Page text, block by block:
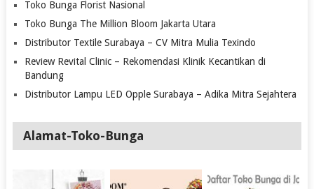
Toko Bunga Florist Nasional
Toko Bunga The Million Bloom Jakarta Utara
Distributor Textile Surabaya – CV Mitra Mulia Texindo
Review Revital Clinic – Rekomendasi Klinik Kecantikan di
Bandung
Distributor Lampu LED Opple Surabaya – Adika Mitra Sejahtera
Alamat-Toko-Bunga